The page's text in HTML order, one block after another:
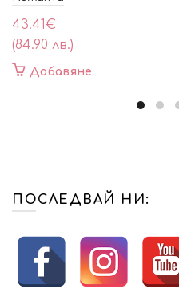
43.41€
(84.90 лв.)
Добавяне
ПОСЛЕДВАЙ НИ: